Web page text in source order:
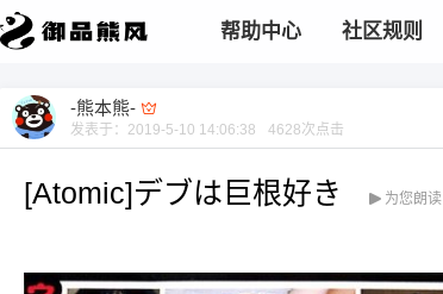
帮助中心 社区规则
-熊本熊-
发表于： 2019-5-10 14:06:38 4628次点击
[Atomic]デブは巨根好き 为您朗读